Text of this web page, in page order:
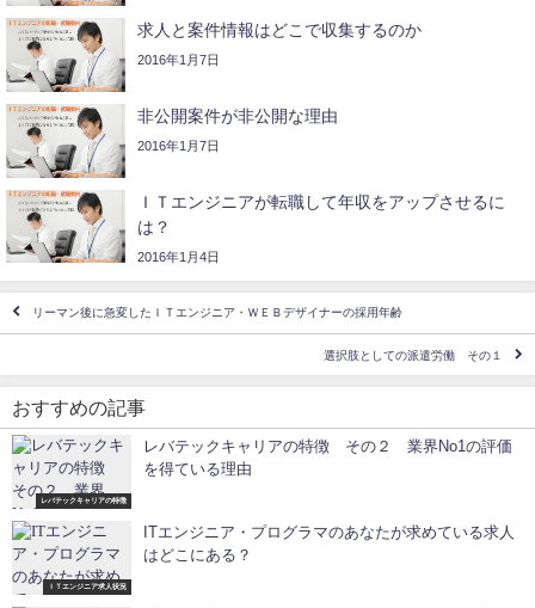
求人と案件情報はどこで収集するのか
2016年1月7日
非公開案件が非公開な理由
2016年1月7日
ＩＴエンジニアが転職して年収をアップさせるに
は？
2016年1月4日
リーマン後に急変したＩＴエンジニア・ＷＥＢデザイナーの採用年齢
選択肢としての派遣労働 その１
おすすめの記事
レバテックキャリアの特徴
レバテックキャリアの特徴 その２ 業界No1の評価
を得ている理由
ＩＴエンジニア求人状況
ITエンジニア・プログラマのあなたが求めている求人
はどこにある？